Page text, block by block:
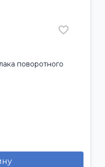
поворотного